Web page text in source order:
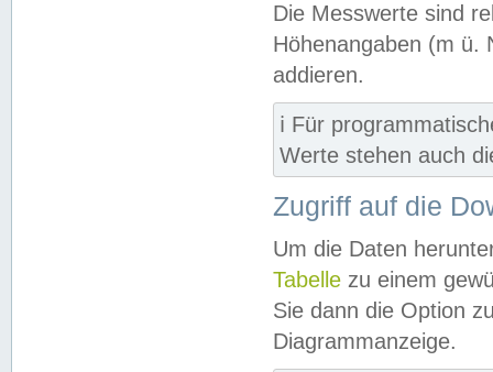
Die Messwerte sind
Höhenangaben (m ü.
addieren.
ℹ️ Für
Werte stehen auch
Zugriff auf die
Um die Daten
Tabelle zu einem
Sie dann die Option
Diagrammanzeige.